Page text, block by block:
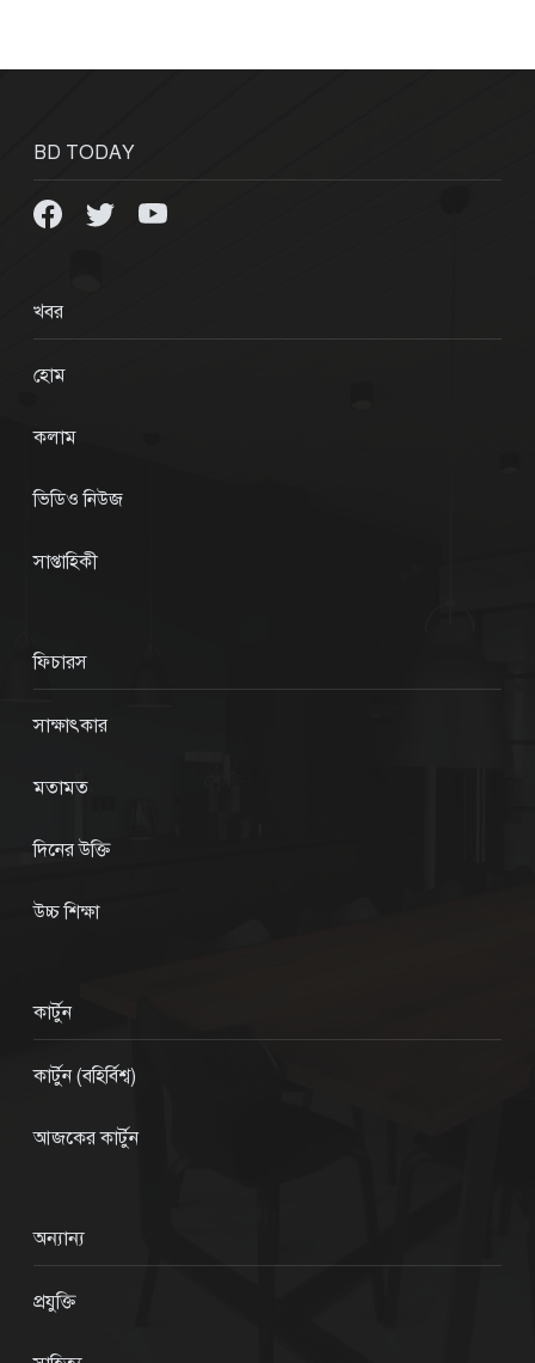
BD TODAY
খবর
হোম
কলাম
ভিডিও নিউজ
সাপ্তাহিকী
ফিচারস
সাক্ষাৎকার
মতামত
দিনের উক্তি
উচ্চ শিক্ষা
কার্টুন
কার্টুন (বহির্বিশ্ব)
আজকের কার্টুন
অন্যান্য
প্রযুক্তি